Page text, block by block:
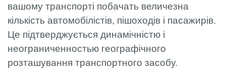
вашому транспорті побачать величезна
кількість автомобілістів, пішоходів і пасажирів.
Це підтверджується динамічністю і
неограниченностью географічного
розташування транспортного засобу.